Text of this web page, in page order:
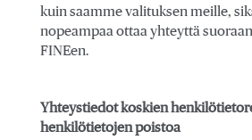
kuin saamme valituksen meille,
nopeampaa ottaa yhteyttä
FINEen.
Yhteystiedot koskien
henkilötietojen poistoa